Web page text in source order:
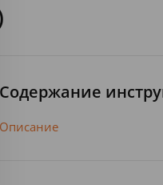
Содержание
Описание